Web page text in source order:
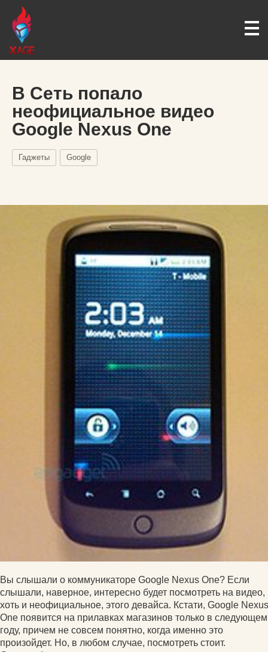
В Сеть попало
неофициальное видео
Google Nexus One
Гаджеты Google
Вы слышали о коммуникаторе Google Nexus One? Если
слышали, наверное, интересно будет посмотреть на видео,
хоть и неофициальное, этого девайса. Кстати, Google Nexus
One появится на прилавках магазинов только в следующем
году, причем не совсем понятно, когда именно это
произойдет. Но, в любом случае, посмотреть стоит.